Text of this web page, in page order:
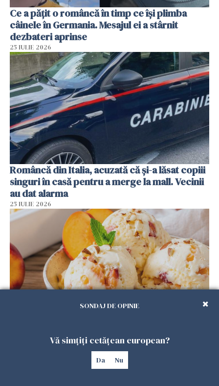
Ce a pățit o româncă în timp ce își plimba
câinele în Germania. Mesajul ei a stârnit
dezbateri aprinse
25 IULIE 2026
Româncă din Italia, acuzată că și-a lăsat copiii
singuri în casă pentru a merge la mall. Vecinii
au dat alarma
25 IULIE 2026
cucerește vara. Rețeta fără aparat, gata din
câteva ingrediente
SONDAJ DE OPINIE
Vă simțiți cetățean european?
Da Nu